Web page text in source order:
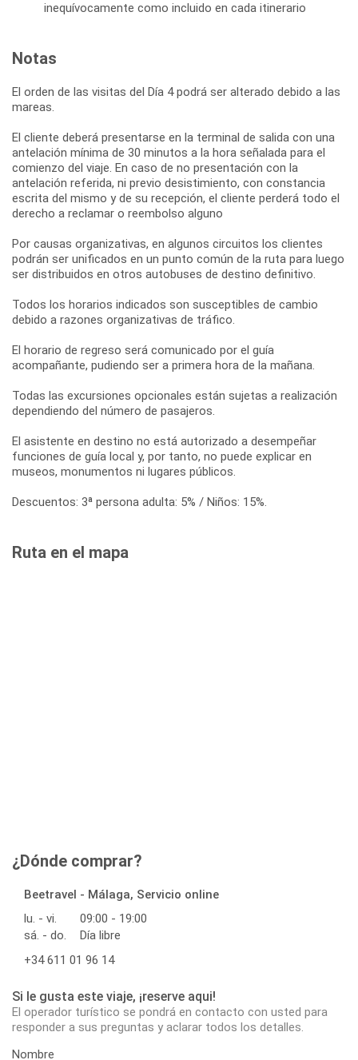
inequívocamente como incluido en cada itinerario
Notas
El orden de las visitas del Día 4 podrá ser alterado debido a las
mareas.
El cliente deberá presentarse en la terminal de salida con una
antelación mínima de 30 minutos a la hora señalada para el
comienzo del viaje. En caso de no presentación con la
antelación referida, ni previo desistimiento, con constancia
escrita del mismo y de su recepción, el cliente perderá todo el
derecho a reclamar o reembolso alguno
Por causas organizativas, en algunos circuitos los clientes
podrán ser unificados en un punto común de la ruta para luego
ser distribuidos en otros autobuses de destino definitivo.
Todos los horarios indicados son susceptibles de cambio
debido a razones organizativas de tráfico.
El horario de regreso será comunicado por el guía
acompañante, pudiendo ser a primera hora de la mañana.
Todas las excursiones opcionales están sujetas a realización
dependiendo del número de pasajeros.
El asistente en destino no está autorizado a desempeñar
funciones de guía local y, por tanto, no puede explicar en
museos, monumentos ni lugares públicos.
Descuentos: 3ª persona adulta: 5% / Niños: 15%.
Ruta en el mapa
¿Dónde comprar?
Beetravel - Málaga, Servicio online
lu. - vi.
09:00 - 19:00
sá. - do.
Día libre
+34 611 01 96 14
Si le gusta este viaje, ¡reserve aqui!
El operador turístico se pondrá en contacto con usted para
responder a sus preguntas y aclarar todos los detalles.
Nombre